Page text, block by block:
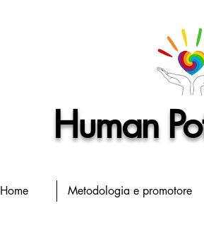
Human
Home Metodologia e promotore